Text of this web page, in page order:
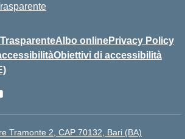
Albo onlinePrivacy Policy
Obiettivi di accessibilità
Tramonte 2, CAP 70132, Bari (BA)